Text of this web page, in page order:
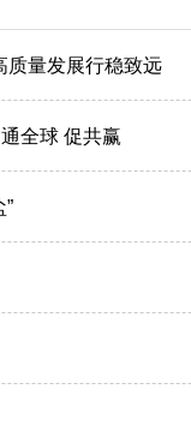
质量发展行稳致远
全球 促共赢
”